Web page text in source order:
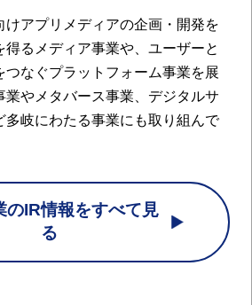
けアプリメディアの企画・開発を
得るメディア事業や、ユーザーと
つなぐプラットフォーム事業を展
業やメタバース事業、デジタルサ
多岐にわたる事業にも取り組んで
のIR情報をすべて見
る